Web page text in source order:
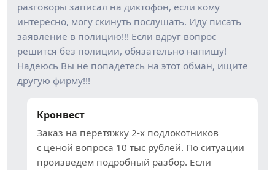
разговоры записал на диктофон, если кому
интересно, могу скинуть послушать. Иду писать
заявление в полицию!!! Если вдруг вопрос
решится без полиции, обязательно напишу!
Надеюсь Вы не попадетесь на этот обман, ищите
другую фирму!!!
Кронвест
Заказ на перетяжку 2-х подлокотников
с ценой вопроса 10 тыс рублей. По ситуации
произведем подробный разбор. Если